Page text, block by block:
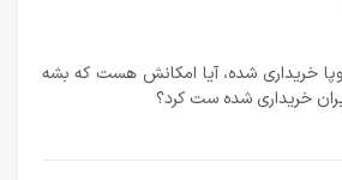
خریداری شده، آیا امکانش هست که بشه
خریداری شده ست کرد؟